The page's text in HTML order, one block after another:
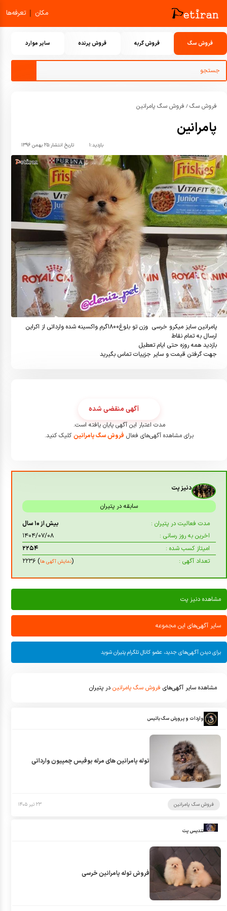
مکان | تعرفه‌ها
فروش سگ فروش گربه فروش پرنده سایر موارد
فروش سگ / فروش سگ پامرانین
پامرانين
تاریخ انتشار:۲۵ بهمن ۱۳۹۶ بازدید:۱
جهت گرفتن قیمت و سایر جزییات تماس بگیرید
آگهی منقضی شده
مدت اعتبار این آگهی پایان یافته است.
برای مشاهده آگهی‌های فعال فروش سگ پامرانینکلیک کنید.
دنیز پت
سابقه در پتیران
مدت فعالیت در پتیران :
بیش از ۱۰ سال
اخرین به روز رسانی :
۱۴۰۴/۰۷/۰۸
امیتاز کسب شده :
۲۲۵۴
تعداد آگهی :
(نمایش آگهی ها) ۲۲۳۶
مشاهده دنیز پت
سایر آگهی‌های این مجموعه
برای دیدن آگهی‌های جدید، عضو کانال تلگرام پتیران شوید
مشاهده سایر آگهی‌های فروش سگ پامرانین در پتیران
واردات و پرورش سگ باتیس
توله پامرانین های مرله بوفیس چمپیون وارداتی
فروش سگ پامرانین ۲۳ تیر ۱۴۰۵
تندیس پت
فروش توله پامرانین خرسی